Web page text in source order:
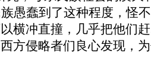
愚蠢到了这种程度，怪
横冲直撞，几乎把他们
方侵略者们良心发现，